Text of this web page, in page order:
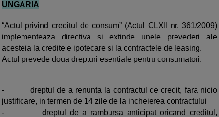
UNGARIA
“Actul privind creditul de consum” (Actul CLXII nr. 361/2009)
implementeaza directiva si extinde unele prevederi ale
acesteia la creditele ipotecare si la contractele de leasing.
Actul prevede doua drepturi esentiale pentru consumatori:
-
dreptul de a renunta la contractul de credit, fara nicio
justificare, in termen de 14 zile de la incheierea contractului
-
dreptul de a rambursa anticipat oricand creditul,